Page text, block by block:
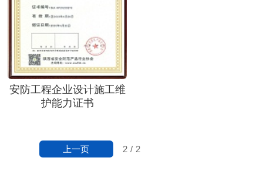
安防工程企业设计施工维
护能力证书
2 / 2
上一页